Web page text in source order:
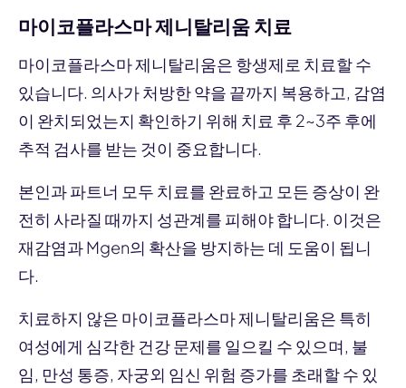
마이코플라스마 제니탈리움 치료
마이코플라스마 제니탈리움은 항생제로 치료할 수
있습니다. 의사가 처방한 약을 끝까지 복용하고, 감염
이 완치되었는지 확인하기 위해 치료 후 2~3주 후에
추적 검사를 받는 것이 중요합니다.
본인과 파트너 모두 치료를 완료하고 모든 증상이 완
전히 사라질 때까지 성관계를 피해야 합니다. 이것은
재감염과 Mgen의 확산을 방지하는 데 도움이 됩니
다.
치료하지 않은 마이코플라스마 제니탈리움은 특히
여성에게 심각한 건강 문제를 일으킬 수 있으며, 불
임, 만성 통증, 자궁외 임신 위험 증가를 초래할 수 있